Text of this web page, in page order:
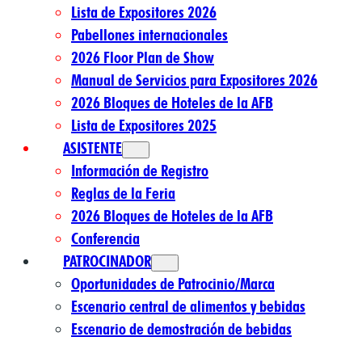
Lista de Expositores 2026
Pabellones internacionales
2026 Floor Plan de Show
Manual de Servicios para Expositores 2026
2026 Bloques de Hoteles de la AFB
Lista de Expositores 2025
ASISTENTE
Información de Registro
Reglas de la Feria
2026 Bloques de Hoteles de la AFB
Conferencia
PATROCINADOR
Oportunidades de Patrocinio/Marca
Escenario central de alimentos y bebidas
Escenario de demostración de bebidas